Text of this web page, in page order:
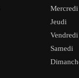
Mercredi
Jeudi
Vendredi
Samedi